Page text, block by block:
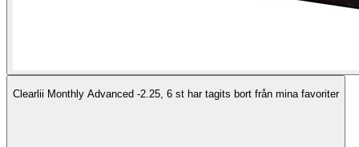
Clearlii Monthly Advanced -2.25, 6 st har tagits bort från mina favoriter